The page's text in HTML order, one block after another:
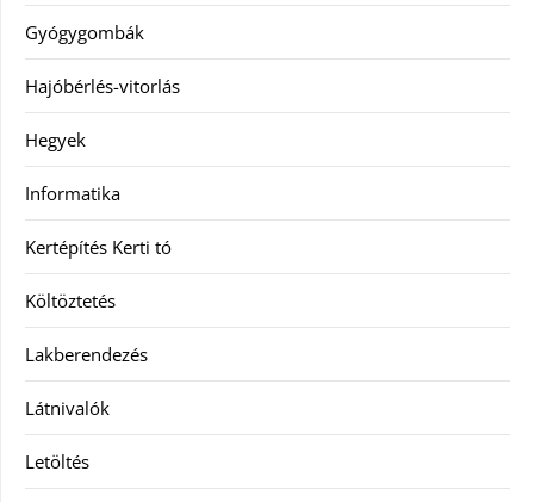
Gyógygombák
Hajóbérlés-vitorlás
Hegyek
Informatika
Kertépítés Kerti tó
Költöztetés
Lakberendezés
Látnivalók
Letöltés